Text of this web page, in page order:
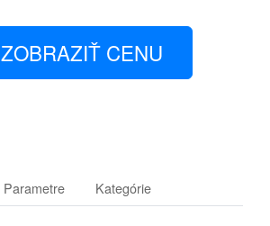
ZOBRAZIŤ CENU
Parametre Kategórie